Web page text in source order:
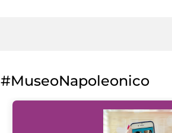
#MuseoNapoleonico